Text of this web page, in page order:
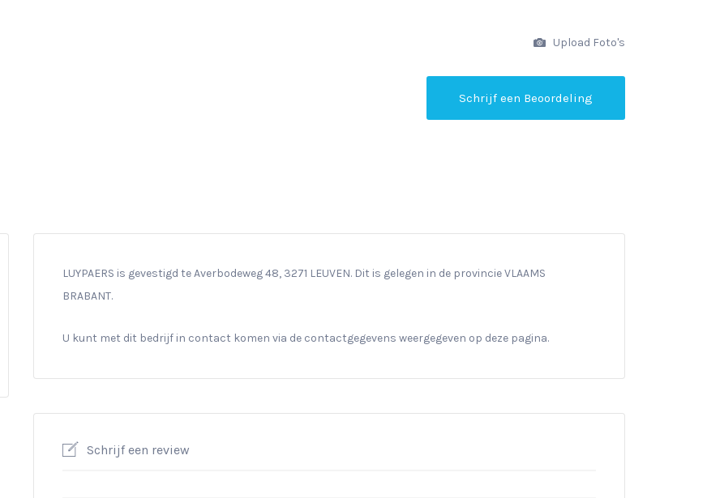
Upload Foto's
Schrijf een Beoordeling
LUYPAERS is gevestigd te Averbodeweg 48, 3271 LEUVEN. Dit is gelegen in de provincie VLAAMS
BRABANT.
U kunt met dit bedrijf in contact komen via de contactgegevens weergegeven op deze pagina.
Schrijf een review